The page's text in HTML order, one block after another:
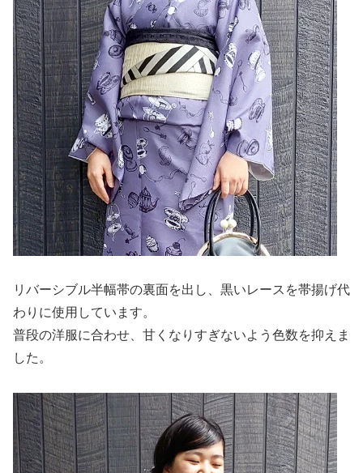
リバーシブル半幅帯の裏面を出し、黒いレースを帯揚げ代
わりに使用しています。
普段の洋服に合わせ、甘くなりすぎないよう色数を抑えま
した。